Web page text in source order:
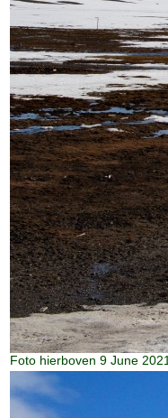
Foto hierboven 9 June